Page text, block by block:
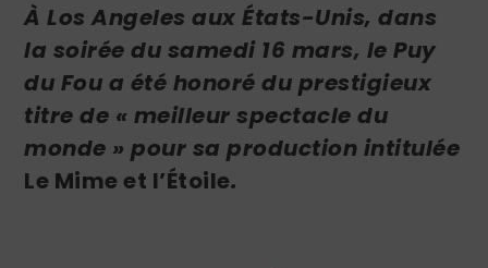
À Los Angeles aux États-Unis, dans
la soirée du samedi 16 mars, le Puy
du Fou a été honoré du prestigieux
titre de « meilleur spectacle du
monde » pour sa production intitulée
Le Mime et l’Étoile.